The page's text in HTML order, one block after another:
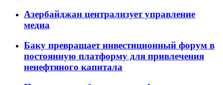
Азербайджан централизует управление
медиа
Баку превращает инвестиционный форум в
постоянную платформу для привлечения
ненефтяного капитала